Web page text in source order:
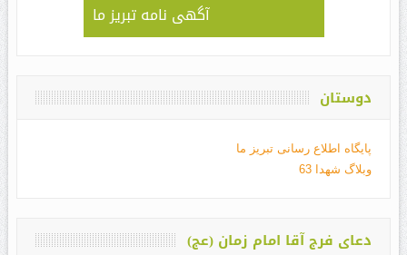
آگهی نامه تبریز ما
دوستان
پایگاه اطلاع رسانی تبریز ما
وبلاگ شهدا 63
دعای فرج آقا امام زمان (عج)